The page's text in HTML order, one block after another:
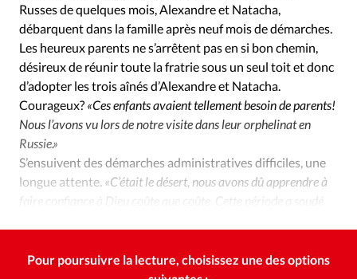
Russes de quelques mois, Alexandre et Natacha,
débarquent dans la famille après neuf mois de démarches.
Les heureux parents ne s’arrêtent pas en si bon chemin,
désireux de réunir toute la fratrie sous un seul toit et donc
d’adopter les trois aînés d’Alexandre et Natacha.
Courageux? «Ces enfants avaient tellement besoin de parents!
Nous l’avons vu lors de notre visite dans leur orphelinat en
Russie.»
S’ensuivent des démarches administratives difficiles, une
longue attente. «C’était le désert, nous avons dû apprendre à
faire confiance à Dieu coûte que coûte. Cette période a soudé
Pour poursuivre la lecture, choisissez une des options